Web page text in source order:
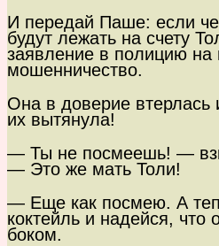
И передай Паше: если
будут лежать на счету
заявление в полицию
мошенничество.
Она в доверие
их вытянула!
— Ты не посмеешь! —
— Это же мать Толи!
— Еще как посмею. А
коктейль и надейся, что
боком.